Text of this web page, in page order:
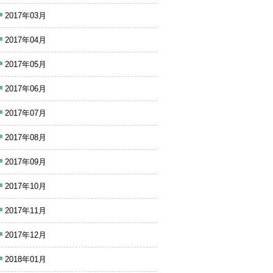
2017年03月
2017年04月
2017年05月
2017年06月
2017年07月
2017年08月
2017年09月
2017年10月
2017年11月
2017年12月
2018年01月